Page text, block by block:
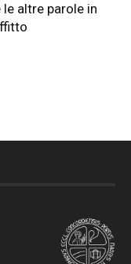
le altre parole in